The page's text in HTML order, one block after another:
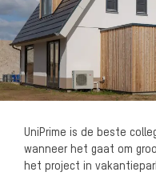
UniPrime is de beste
wanneer het gaat om
het project in